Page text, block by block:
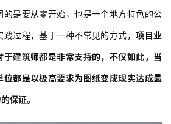
的是要从零开始，也是一个地方特色的公
践过程，基于一种不常见的方式，项目业
于建筑师都是非常支持的，不仅如此，当
位都是以极高要求为图纸变成现实达成最
保证。